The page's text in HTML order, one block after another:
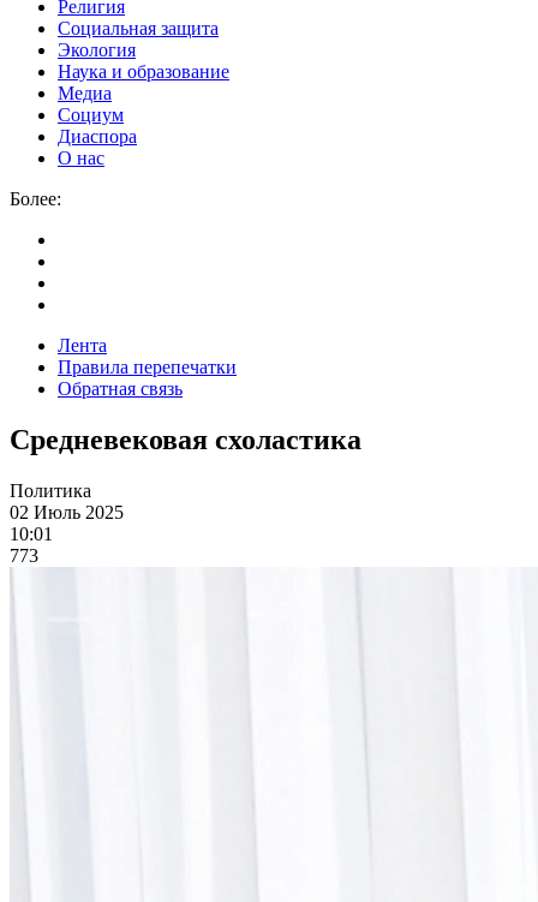
Религия
Социальная защита
Экология
Наука и образование
Медиа
Социум
Диаспора
О нас
Более:
Лента
Правила перепечатки
Обратная связь
Средневековая схоластика
Политика
02 Июль 2025
10:01
773